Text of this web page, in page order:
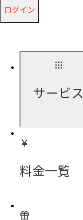
ログイン
サービス
料金一覧